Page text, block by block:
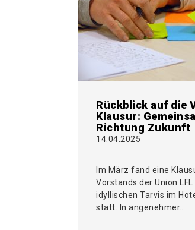
Rückblick auf die
Klausur:
Richtung Zukunft
14.04.2025
Im März fand eine
Vorstands der Union
idyllischen Tarvis im
statt. In angenehmer…